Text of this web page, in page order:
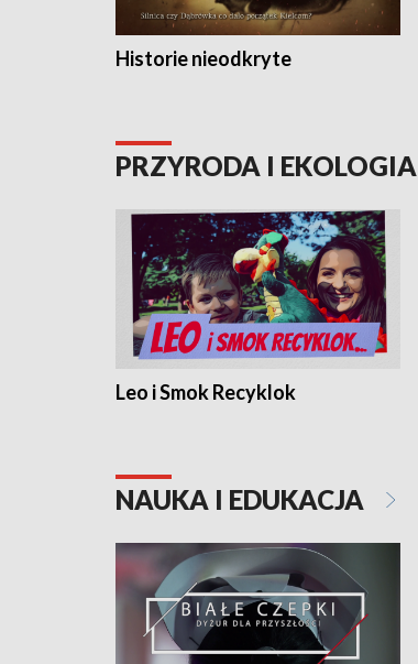
Historie nieodkryte
PRZYRODA I EKOLOGIA
Leo i Smok Recyklok
NAUKA I EDUKACJA